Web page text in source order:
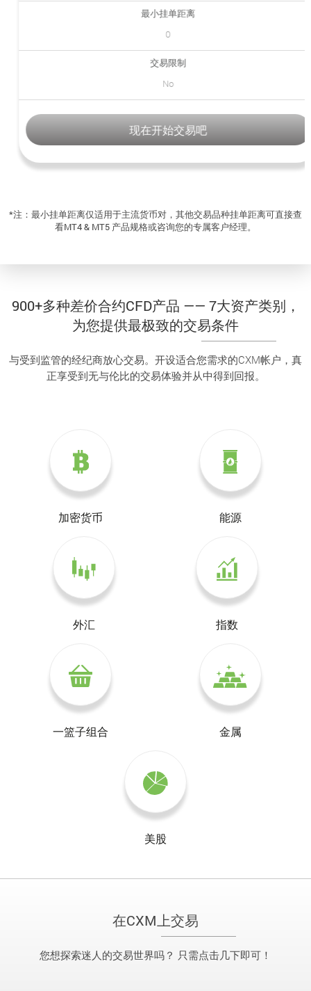
最小挂单距离
交易限制
现在开始交易吧
*注：最小挂单距离仅适用于主流货币对，其他交易品种挂单距离可直接查
看MT4 & MT5 产品规格或咨询您的专属客户经理。
900+多种差价合约CFD产品 —— 7大资产类别，
为您提供最极致的交易条件
与受到监管的经纪商放心交易。开设适合您需求的CXM帐户，真
正享受到无与伦比的交易体验并从中得到回报。
加密货币 能源
外汇 指数
一篮子组合 金属
美股
在CXM上交易
您想探索迷人的交易世界吗？ 只需点击几下即可！